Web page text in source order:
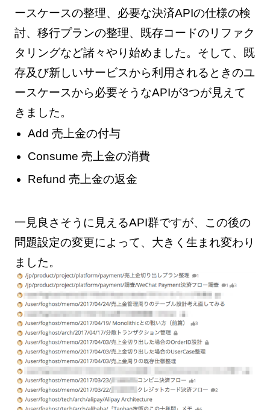
ースケースの整理、必要な決済APIの仕様の検
討、移行プランの整理、既存コードのリファク
タリングなど諸々やり始めました。そして、既
存及び新しいサービスから利用されるときのユ
ースケースから必要そうなAPIが3つが見えて
きました。
Add 売上金の付与
Consume 売上金の消費
Refund 売上金の返金
一見良さそうに見えるAPI群ですが、この後の
問題設定の変更によって、大きく生まれ変わり
ました。